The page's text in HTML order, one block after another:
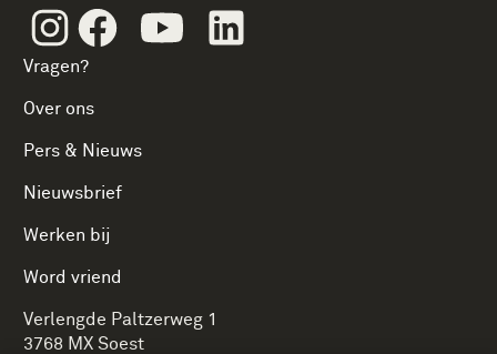
InstagramFacebookYoutube
Vragen?
Over ons
Pers & Nieuws
Nieuwsbrief
Werken bij
Word vriend
Verlengde Paltzerweg 1
3768 MX Soest